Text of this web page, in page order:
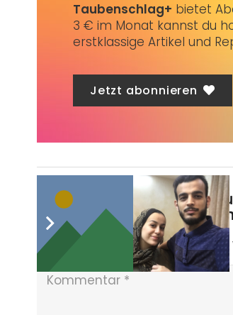
Taubenschlag+ bietet
3 € im Monat kannst du
erstklassige Artikel und
Jetzt abonnieren
Was ist deine
Schreibe einen
Deine E-Mail-Adresse wird